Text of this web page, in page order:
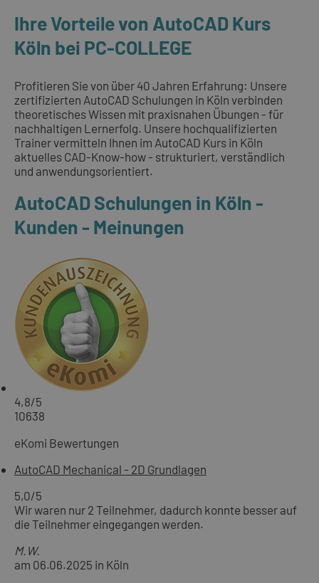
Ihre Vorteile von AutoCAD Kurs
Köln bei PC-COLLEGE
Profitieren Sie von über 40 Jahren Erfahrung: Unsere
zertifizierten AutoCAD Schulungen in Köln verbinden
theoretisches Wissen mit praxisnahen Übungen - für
nachhaltigen Lernerfolg. Unsere hochqualifizierten
Trainer vermitteln Ihnen im AutoCAD Kurs in Köln
aktuelles CAD-Know-how - strukturiert, verständlich
und anwendungsorientiert.
AutoCAD Schulungen in Köln -
Kunden - Meinungen
4,8/5
10638
eKomi Bewertungen
AutoCAD Mechanical - 2D Grundlagen
5,0/5
Wir waren nur 2 Teilnehmer, dadurch konnte besser auf
die Teilnehmer eingegangen werden.
M.W.
am 06.06.2025 in Köln